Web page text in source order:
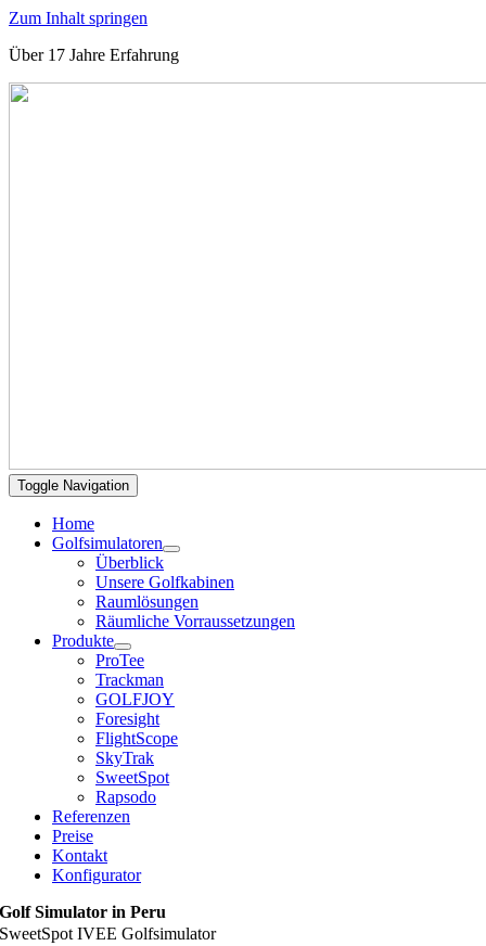
Zum Inhalt springen
Über 17 Jahre Erfahrung
Toggle Navigation
Home
Golfsimulatoren
Überblick
Unsere Golfkabinen
Raumlösungen
Räumliche Vorraussetzungen
Produkte
ProTee
Trackman
GOLFJOY
Foresight
FlightScope
SkyTrak
SweetSpot
Rapsodo
Referenzen
Preise
Kontakt
Konfigurator
Golf Simulator in Peru
SweetSpot IVEE Golfsimulator